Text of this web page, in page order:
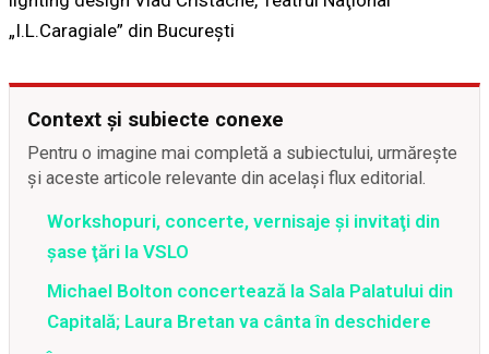
„I.L.Caragiale” din Bucureşti
Context și subiecte conexe
Pentru o imagine mai completă a subiectului, urmărește
și aceste articole relevante din același flux editorial.
Workshopuri, concerte, vernisaje şi invitaţi din
şase ţări la VSLO
Michael Bolton concertează la Sala Palatului din
Capitală; Laura Bretan va cânta în deschidere